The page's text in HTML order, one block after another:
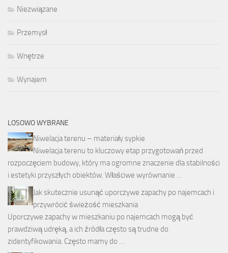
Niezwiązane
Przemysł
Wnętrze
Wynajem
LOSOWO WYBRANE
Niwelacja terenu – materiały sypkie
Niwelacja terenu to kluczowy etap przygotowań przed
rozpoczęciem budowy, który ma ogromne znaczenie dla stabilności
i estetyki przyszłych obiektów. Właściwe wyrównanie …
Jak skutecznie usunąć uporczywe zapachy po najemcach i
przywrócić świeżość mieszkania
Uporczywe zapachy w mieszkaniu po najemcach mogą być
prawdziwą udręką, a ich źródła często są trudne do
zidentyfikowania. Często mamy do …